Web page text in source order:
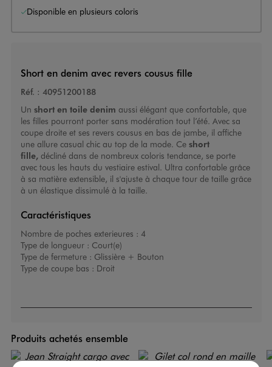
Disponible en plusieurs coloris
Short en denim avec revers cousus fille
Réf. : 40951200188
Un short en toile denim aussi élégant que confortable, que
les filles pourront porter sans modération tout l’été. Avec sa
coupe droite et ses revers cousus en bas de jambe, il affiche
une allure casual chic au top de la mode. Ce short
fille, décliné dans de nombreux coloris tendance, se porte
avec tous les hauts du vestiaire estival. Ultra confortable grâce
à sa matière extensible, il s'ajuste à chaque tour de taille grâce
à un élastique dissimulé à la taille.
Caractéristiques
Nombre de poches exterieures : 4
Type de longueur : Court(e)
Type de fermeture : Glissière + Bouton
Type de coupe bas : Droit
Produits achetés ensemble